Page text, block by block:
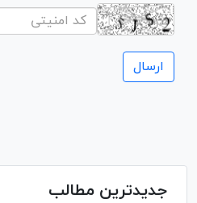
جدیدترین مطالب